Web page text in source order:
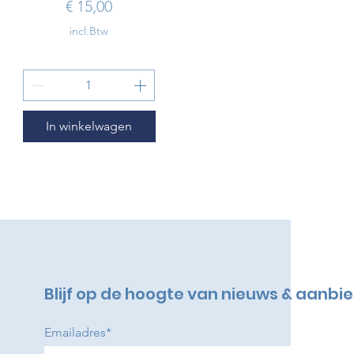
Prijs
€ 15,00
incl.Btw
In winkelwagen
Blijf op de hoogte van nieuws &
Emailadres*